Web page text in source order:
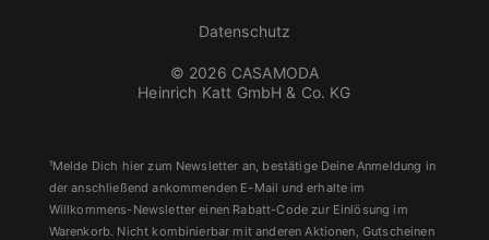
© 2026 CASAMODA
Heinrich Katt GmbH & Co. KG
Datenschutz
¹Melde Dich hier zum Newsletter an, bestätige Deine Anmeldung in
der anschließend ankommenden E-Mail und erhalte im
Willkommens-Newsletter einen Rabatt-Code zur Einlösung im
Warenkorb. Nicht kombinierbar mit anderen Aktionen, Gutscheinen